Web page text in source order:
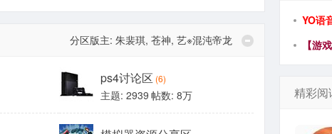
分区版主: 朱裴琪, 苍神, 艺※混沌帝龙
ps4讨论区 (6)
主题: 2939 帖数: 8万
YO语
精彩阅